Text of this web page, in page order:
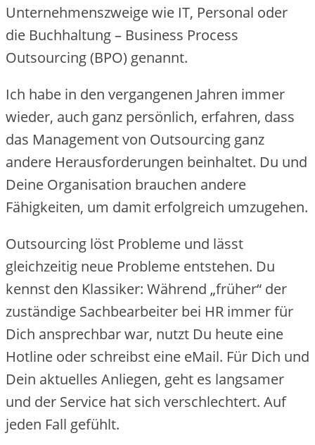
Unternehmenszweige wie IT, Personal oder
die Buchhaltung – Business Process
Outsourcing (BPO) genannt.
Ich habe in den vergangenen Jahren immer
wieder, auch ganz persönlich, erfahren, dass
das Management von Outsourcing ganz
andere Herausforderungen beinhaltet. Du und
Deine Organisation brauchen andere
Fähigkeiten, um damit erfolgreich umzugehen.
Outsourcing löst Probleme und lässt
gleichzeitig neue Probleme entstehen. Du
kennst den Klassiker: Während „früher“ der
zuständige Sachbearbeiter bei HR immer für
Dich ansprechbar war, nutzt Du heute eine
Hotline oder schreibst eine eMail. Für Dich und
Dein aktuelles Anliegen, geht es langsamer
und der Service hat sich verschlechtert. Auf
jeden Fall gefühlt.